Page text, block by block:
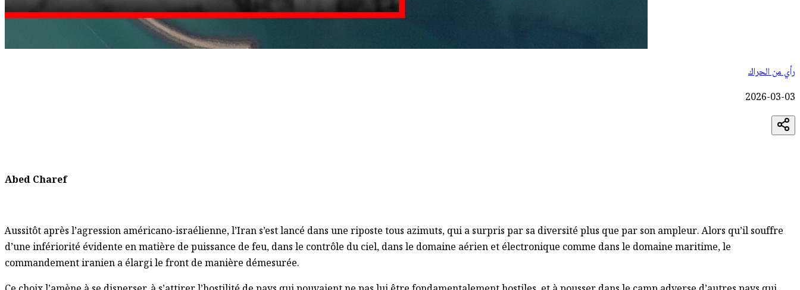
رأي من الحراك
2026-03-03
Abed Charef
Aussitôt après l’agression américano-israélienne, l’Iran s’est lancé dans une riposte tous azimuts, qui a surpris par sa diversité plus que par son ampleur. Alors qu’il souffre
d’une infériorité évidente en matière de puissance de feu, dans le contrôle du ciel, dans le domaine aérien et électronique comme dans le domaine maritime, le
commandement iranien a élargi le front de manière démesurée.